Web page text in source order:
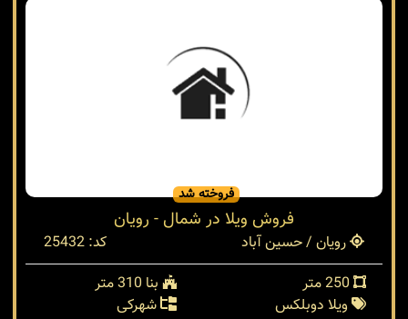
فروخته شد
فروش ویلا در شمال - رویان
رویان / حسین آباد
کد: 25432
بنا 310 متر
ویلا دوبلکس
شهرکی